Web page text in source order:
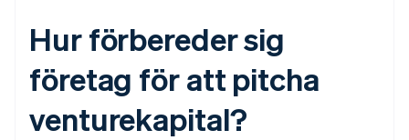
Hur förbereder sig
företag för att pitcha
venturekapital?